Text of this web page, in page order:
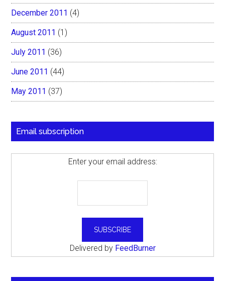
December 2011 (4)
August 2011 (1)
July 2011 (36)
June 2011 (44)
May 2011 (37)
Email subscription
Enter your email address:
Delivered by FeedBurner